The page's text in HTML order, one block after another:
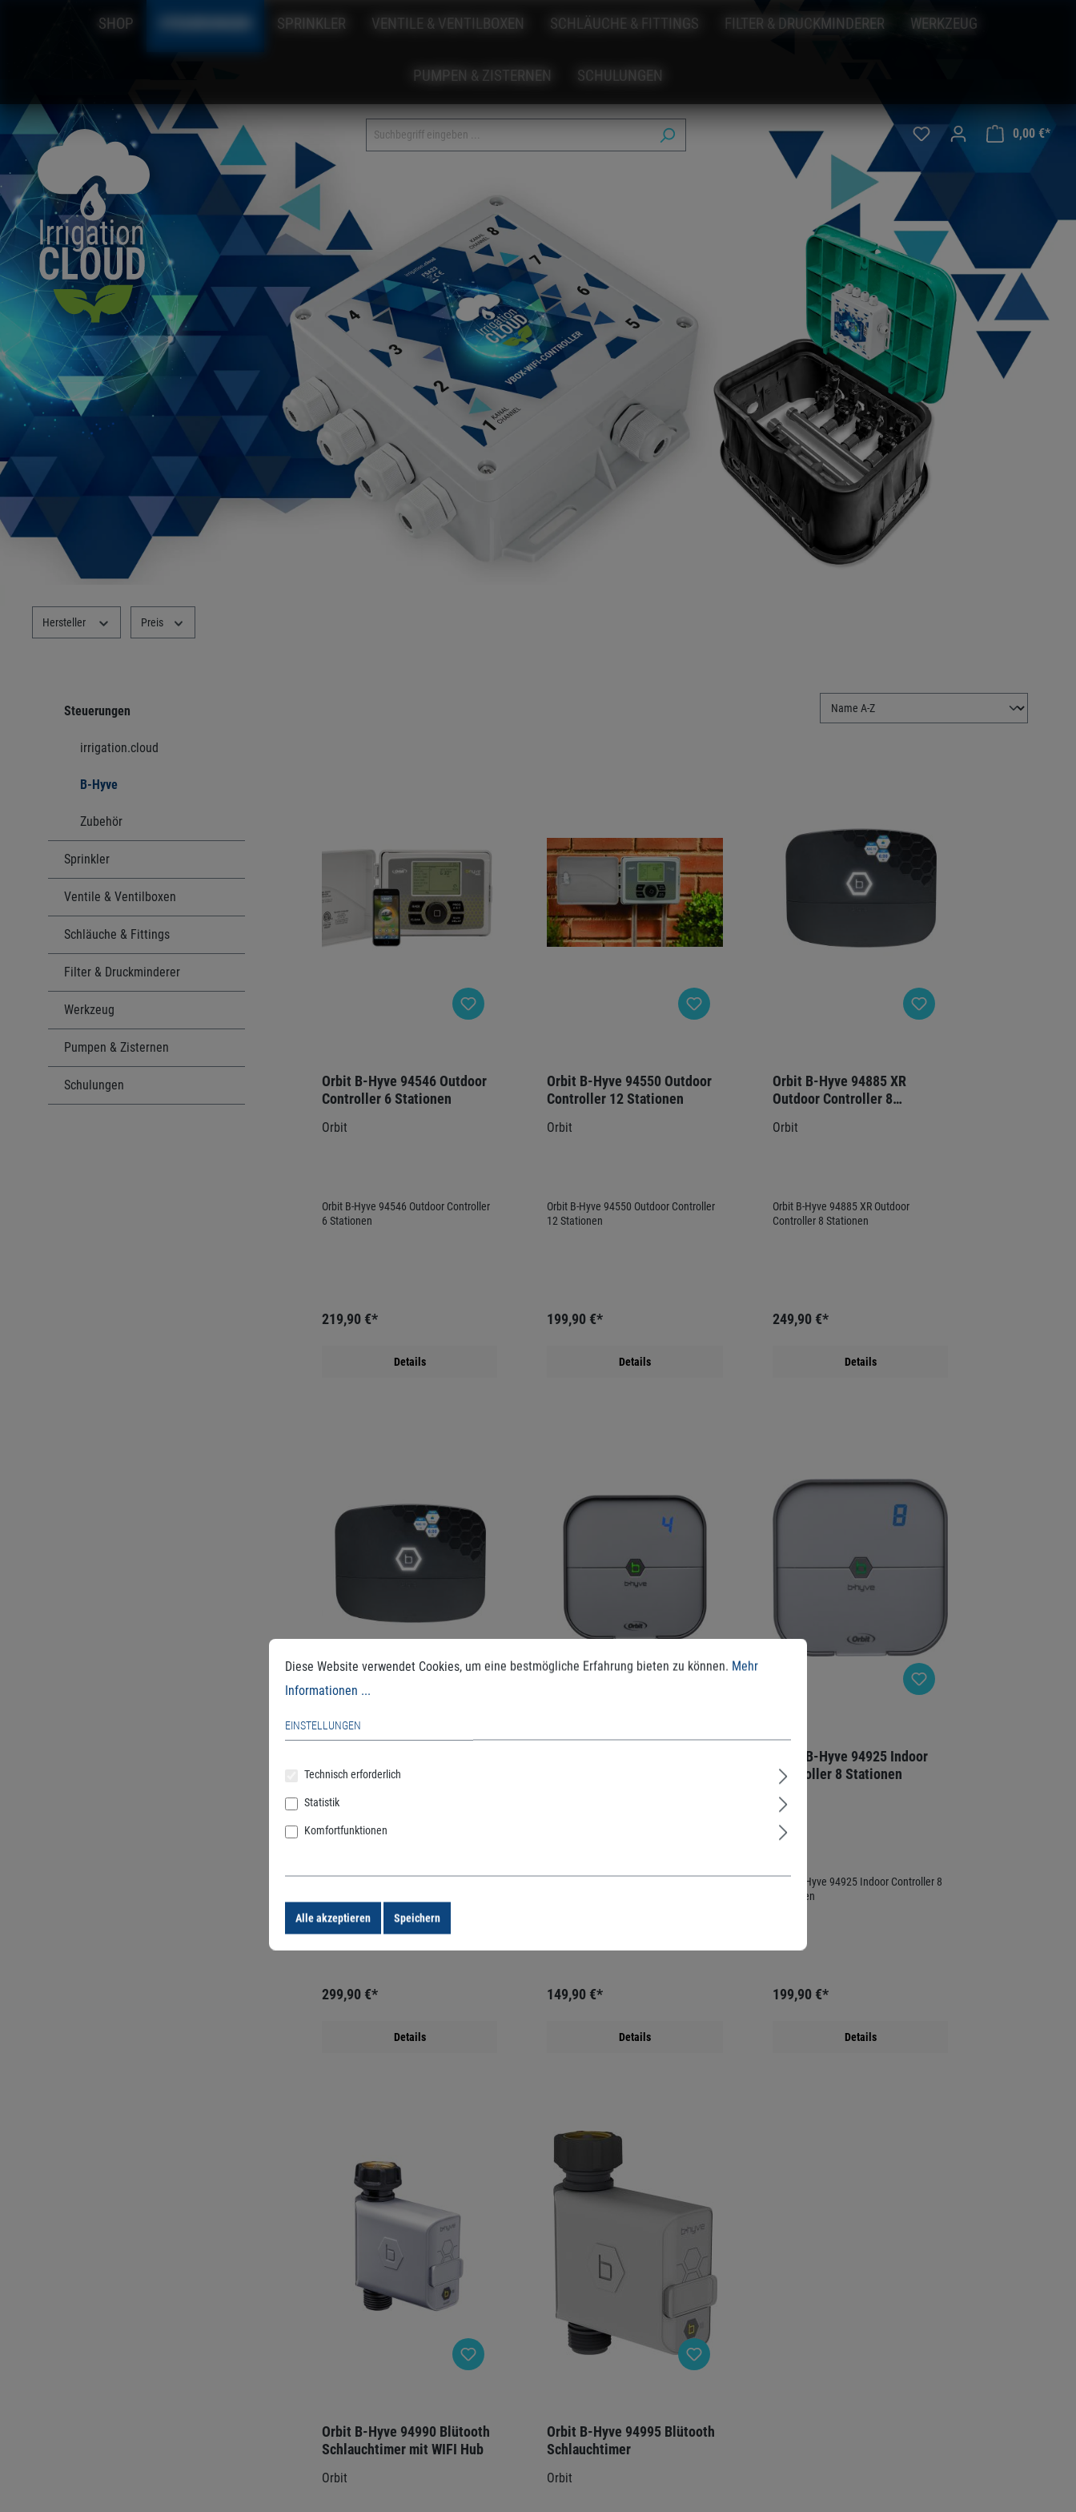
SHOP SPRINKLER VENTILE & VENTILBOXEN SCHLÄUCHE & FITTINGS FILTER & DRUCKMINDERER WERKZEUG
PUMPEN & ZISTERNEN SCHULUNGEN
0,00 €*
Steuerungen B-Hyve
Hersteller Preis
Steuerungen
irrigation.cloud
B-Hyve
Zubehör
Sprinkler
Ventile & Ventilboxen
Schläuche & Fittings
Filter & Druckminderer
Werkzeug
Pumpen & Zisternen
Schulungen
Orbit B-Hyve 94546 Outdoor
Controller 6 Stationen
Orbit
Orbit B-Hyve 94546 Outdoor Controller
6 Stationen
219,90 €*
Details
Orbit B-Hyve 94550 Outdoor
Controller 12 Stationen
Orbit
Orbit B-Hyve 94550 Outdoor Controller
12 Stationen
199,90 €*
Details
Orbit B-Hyve 94885 XR
Outdoor Controller 8
Orbit
Orbit B-Hyve 94885 XR Outdoor
Controller 8 Stationen
249,90 €*
Details
Outdoor Controller 16
Orbit
299,90 €*
Details
149,90 €*
Details
Orbit B-Hyve 94925 Indoor
Controller 8 Stationen
Orbit
Orbit B-Hyve 94925 Indoor Controller 8
Stationen
199,90 €*
Details
Orbit B-Hyve 94990 Blütooth
Schlauchtimer mit WIFI Hub
Orbit
Orbit B-Hyve 94995 Blütooth
Schlauchtimer
Orbit
Diese Website verwendet Cookies, um eine bestmögliche Erfahrung bieten zu können. Mehr
Informationen ...
EINSTELLUNGEN
Technisch erforderlich
Statistik
Komfortfunktionen
Alle akzeptieren Speichern